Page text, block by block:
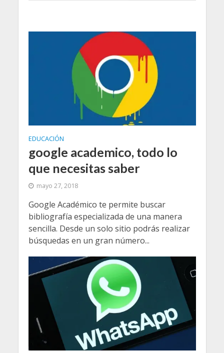
EDUCACIÓN
google academico, todo lo
que necesitas saber
mayo 27, 2018
Google Académico te permite buscar
bibliografía especializada de una manera
sencilla. Desde un solo sitio podrás realizar
búsquedas en un gran número...